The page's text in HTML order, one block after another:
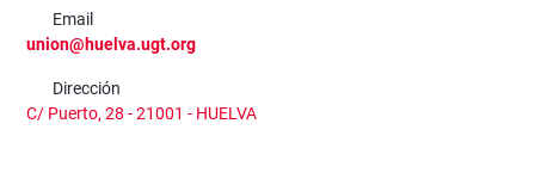
Email
union@huelva.ugt.org
Dirección
C/ Puerto, 28 - 21001 - HUELVA